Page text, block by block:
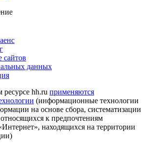
сайтов
данных
hh.ru применяются
(информационные технологии
на основе сбора, систематизации
к предпочтениям
находящихся на территории